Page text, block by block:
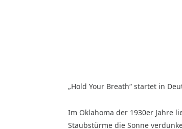
„Hold Your Breath“ startet in
Im Oklahoma der 1930er Jahre
Staubstürme die Sonne